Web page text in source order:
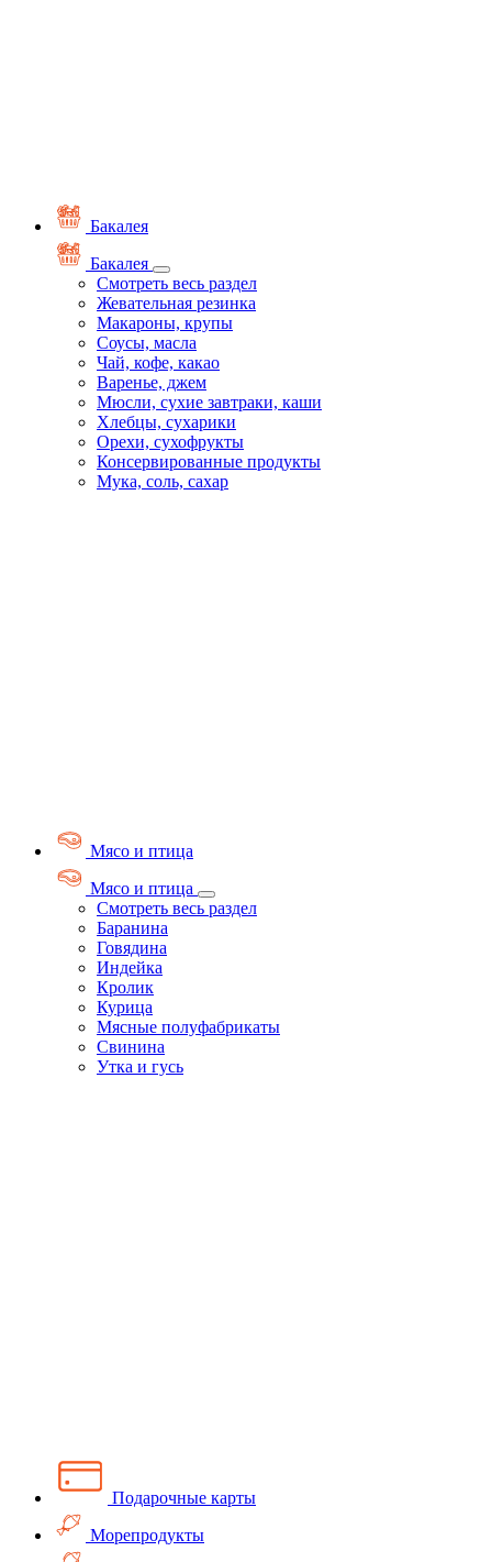
Бакалея
Бакалея
Смотреть весь раздел
Жевательная резинка
Макароны, крупы
Соусы, масла
Чай, кофе, какао
Варенье, джем
Мюсли, сухие завтраки, каши
Хлебцы, сухарики
Орехи, сухофрукты
Консервированные продукты
Мука, соль, сахар
Мясо и птица
Мясо и птица
Смотреть весь раздел
Баранина
Говядина
Индейка
Кролик
Курица
Мясные полуфабрикаты
Свинина
Утка и гусь
Подарочные карты
Морепродукты